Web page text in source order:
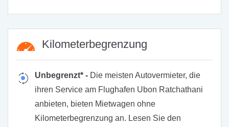
Kilometerbegrenzung
Unbegrenzt* - Die meisten Autovermieter, die
ihren Service am Flughafen Ubon Ratchathani
anbieten, bieten Mietwagen ohne
Kilometerbegrenzung an. Lesen Sie den